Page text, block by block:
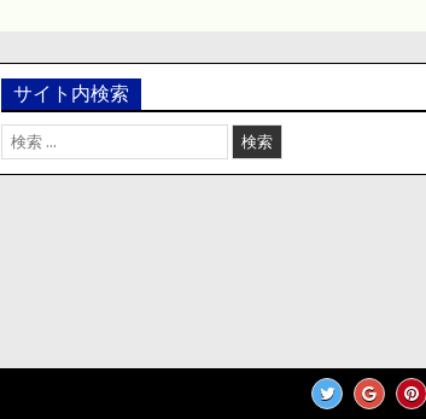
ン
サイト内検索
検
索: